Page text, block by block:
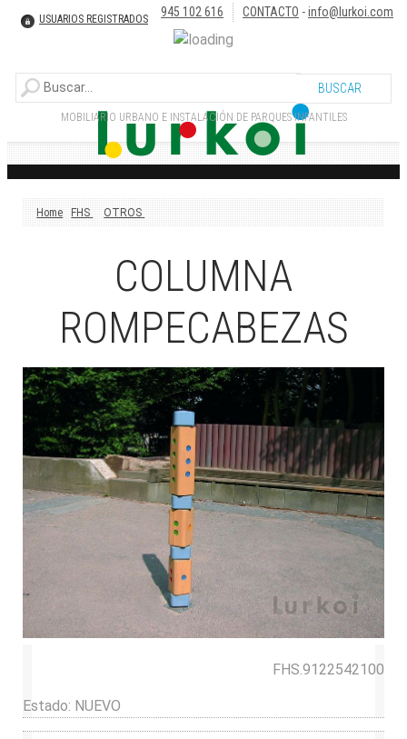
MOBILIARIO URBANO E INSTALACIÓN DE PARQUES INFANTILES
945 102 616 CONTACTO -info@lurkoi.com
USUARIOS REGISTRADOS
Home FHS OTROS
COLUMNA
ROMPECABEZAS
FHS.9122542100
Estado: NUEVO